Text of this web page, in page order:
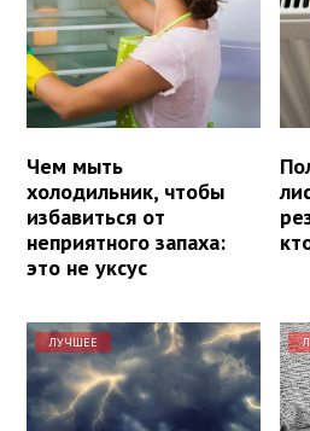
Чем мыть
холодильник, чтобы
избавиться от
неприятного запаха:
это не уксус
ЛУЧШЕЕ